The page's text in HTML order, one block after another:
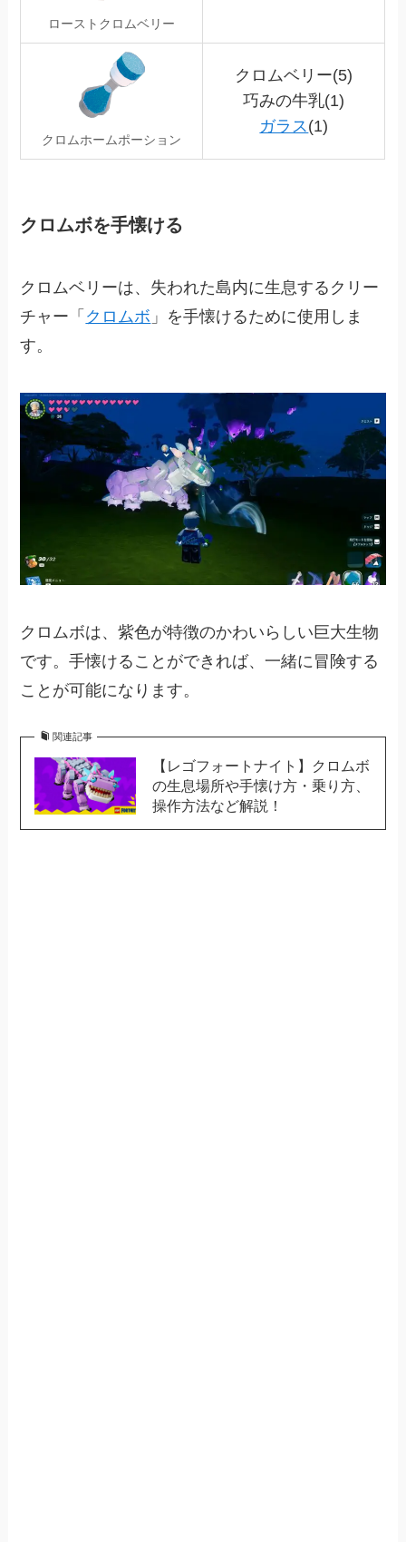
ローストクロムベリー
クロムホームポーション
クロムベリー(5)
巧みの牛乳(1)
ガラス (1)
クロムボを手懐ける
クロムベリーは、失われた島内に生息するクリー
チャー「 クロムボ 」を手懐けるために使用しま
す。
クロムボは、紫色が特徴のかわいらしい巨大生物
です。手懐けることができれば、一緒に冒険する
ことが可能になります。
関連記事
【レゴフォートナイト】クロムボ
の生息場所や手懐け方・乗り方、
操作方法など解説！